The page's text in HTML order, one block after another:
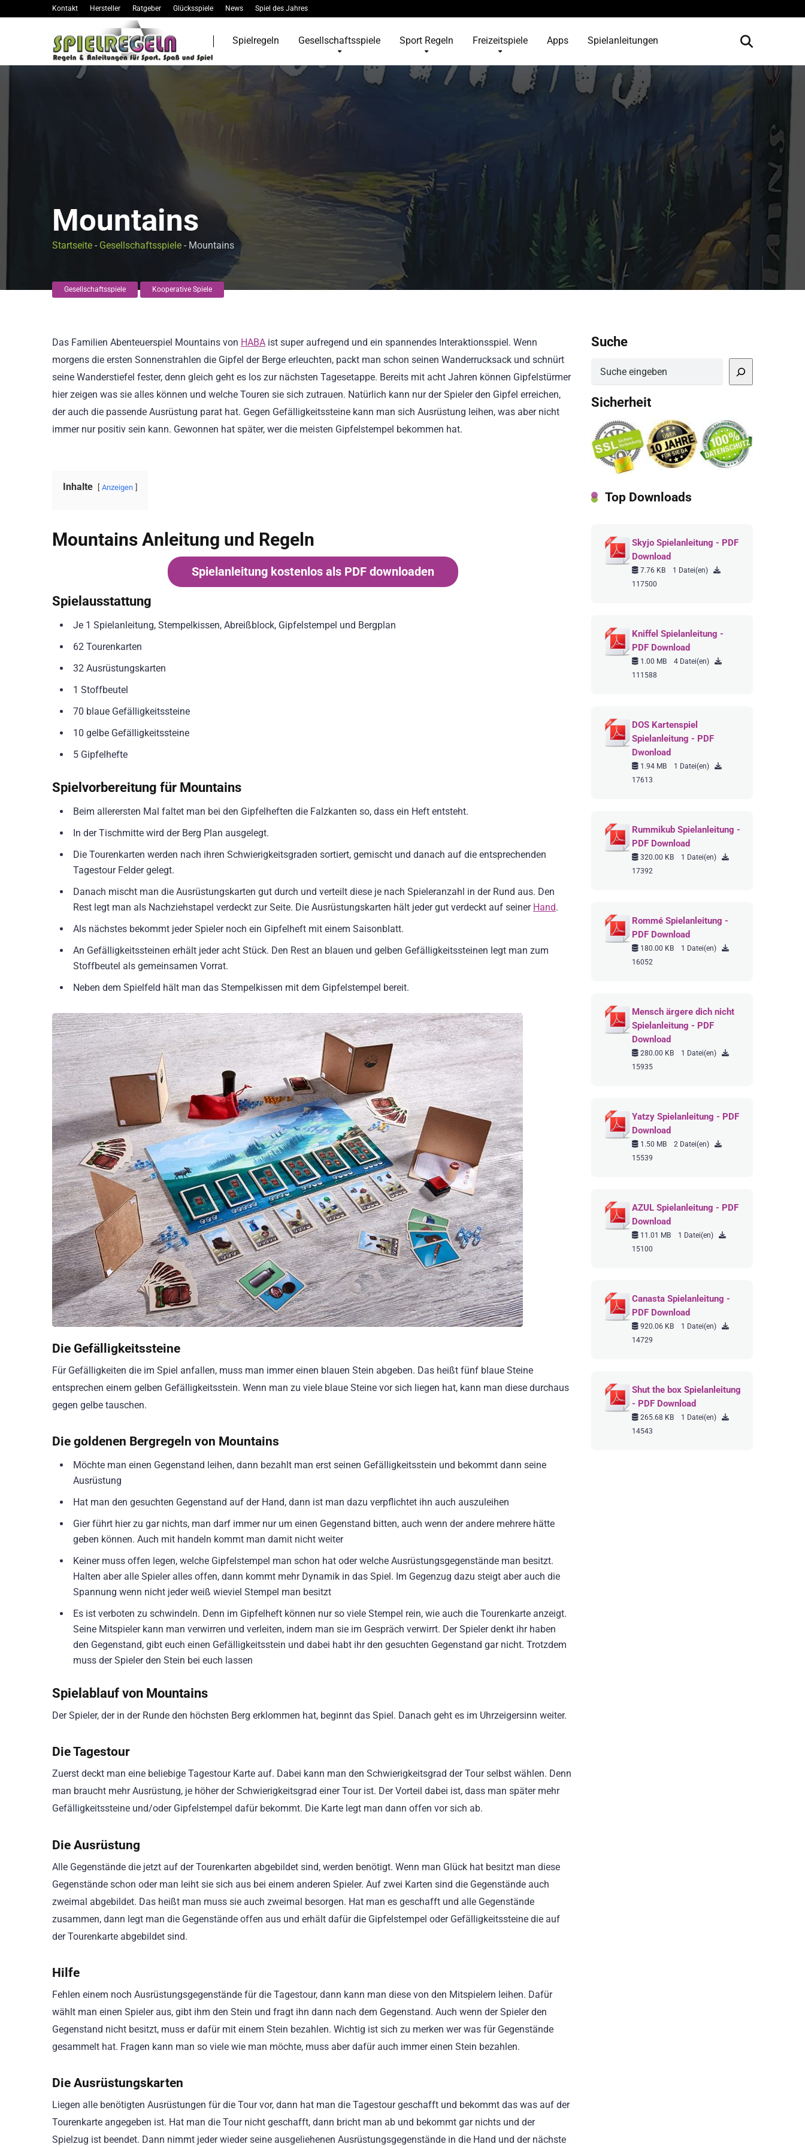
Kontakt Hersteller Ratgeber Glücksspiele News Spiel des Jahres
Spielregeln Gesellschaftsspiele Sport Regeln Freizeitspiele Apps Spielanleitungen
Mountains
Startseite - Gesellschaftsspiele - Mountains
Gesellschaftsspiele Kooperative Spiele
Das Familien Abenteuerspiel Mountains von HABA ist super aufregend und ein spannendes Interaktionsspiel. Wenn
morgens die ersten Sonnenstrahlen die Gipfel der Berge erleuchten, packt man schon seinen Wanderrucksack und schnürt
seine Wanderstiefel fester, denn gleich geht es los zur nächsten Tagesetappe. Bereits mit acht Jahren können Gipfelstürmer
hier zeigen was sie alles können und welche Touren sie sich zutrauen. Natürlich kann nur der Spieler den Gipfel erreichen,
der auch die passende Ausrüstung parat hat. Gegen Gefälligkeitssteine kann man sich Ausrüstung leihen, was aber nicht
immer nur positiv sein kann. Gewonnen hat später, wer die meisten Gipfelstempel bekommen hat.
Inhalte Anzeigen
Mountains Anleitung und Regeln
Spielanleitung kostenlos als PDF downloaden
Spielausstattung
Je 1 Spielanleitung, Stempelkissen, Abreißblock, Gipfelstempel und Bergplan
62 Tourenkarten
32 Ausrüstungskarten
1 Stoffbeutel
70 blaue Gefälligkeitssteine
10 gelbe Gefälligkeitssteine
5 Gipfelhefte
Spielvorbereitung für Mountains
Beim allerersten Mal faltet man bei den Gipfelheften die Falzkanten so, dass ein Heft entsteht.
In der Tischmitte wird der Berg Plan ausgelegt.
Die Tourenkarten werden nach ihren Schwierigkeitsgraden sortiert, gemischt und danach auf die entsprechenden
Tagestour Felder gelegt.
Danach mischt man die Ausrüstungskarten gut durch und verteilt diese je nach Spieleranzahl in der Rund aus. Den
Rest legt man als Nachziehstapel verdeckt zur Seite. Die Ausrüstungskarten hält jeder gut verdeckt auf seiner Hand.
Als nächstes bekommt jeder Spieler noch ein Gipfelheft mit einem Saisonblatt.
An Gefälligkeitssteinen erhält jeder acht Stück. Den Rest an blauen und gelben Gefälligkeitssteinen legt man zum
Stoffbeutel als gemeinsamen Vorrat.
Neben dem Spielfeld hält man das Stempelkissen mit dem Gipfelstempel bereit.
Die Gefälligkeitssteine
Für Gefälligkeiten die im Spiel anfallen, muss man immer einen blauen Stein abgeben. Das heißt fünf blaue Steine
entsprechen einem gelben Gefälligkeitsstein. Wenn man zu viele blaue Steine vor sich liegen hat, kann man diese durchaus
gegen gelbe tauschen.
Die goldenen Bergregeln von Mountains
Möchte man einen Gegenstand leihen, dann bezahlt man erst seinen Gefälligkeitsstein und bekommt dann seine
Ausrüstung
Hat man den gesuchten Gegenstand auf der Hand, dann ist man dazu verpflichtet ihn auch auszuleihen
Gier führt hier zu gar nichts, man darf immer nur um einen Gegenstand bitten, auch wenn der andere mehrere hätte
geben können. Auch mit handeln kommt man damit nicht weiter
Keiner muss offen legen, welche Gipfelstempel man schon hat oder welche Ausrüstungsgegenstände man besitzt.
Halten aber alle Spieler alles offen, dann kommt mehr Dynamik in das Spiel. Im Gegenzug dazu steigt aber auch die
Spannung wenn nicht jeder weiß wieviel Stempel man besitzt
Es ist verboten zu schwindeln. Denn im Gipfelheft können nur so viele Stempel rein, wie auch die Tourenkarte anzeigt.
Seine Mitspieler kann man verwirren und verleiten, indem man sie im Gespräch verwirrt. Der Spieler denkt ihr haben
den Gegenstand, gibt euch einen Gefälligkeitsstein und dabei habt ihr den gesuchten Gegenstand gar nicht. Trotzdem
muss der Spieler den Stein bei euch lassen
Spielablauf von Mountains
Der Spieler, der in der Runde den höchsten Berg erklommen hat, beginnt das Spiel. Danach geht es im Uhrzeigersinn weiter.
Die Tagestour
Zuerst deckt man eine beliebige Tagestour Karte auf. Dabei kann man den Schwierigkeitsgrad der Tour selbst wählen. Denn
man braucht mehr Ausrüstung, je höher der Schwierigkeitsgrad einer Tour ist. Der Vorteil dabei ist, dass man später mehr
Gefälligkeitssteine und/oder Gipfelstempel dafür bekommt. Die Karte legt man dann offen vor sich ab.
Die Ausrüstung
Alle Gegenstände die jetzt auf der Tourenkarten abgebildet sind, werden benötigt. Wenn man Glück hat besitzt man diese
Gegenstände schon oder man leiht sie sich aus bei einem anderen Spieler. Auf zwei Karten sind die Gegenstände auch
zweimal abgebildet. Das heißt man muss sie auch zweimal besorgen. Hat man es geschafft und alle Gegenstände
zusammen, dann legt man die Gegenstände offen aus und erhält dafür die Gipfelstempel oder Gefälligkeitssteine die auf
der Tourenkarte abgebildet sind.
Hilfe
Fehlen einem noch Ausrüstungsgegenstände für die Tagestour, dann kann man diese von den Mitspielern leihen. Dafür
wählt man einen Spieler aus, gibt ihm den Stein und fragt ihn dann nach dem Gegenstand. Auch wenn der Spieler den
Gegenstand nicht besitzt, muss er dafür mit einem Stein bezahlen. Wichtig ist sich zu merken wer was für Gegenstände
gesammelt hat. Fragen kann man so viele wie man möchte, muss aber dafür auch immer einen Stein bezahlen.
Die Ausrüstungskarten
Liegen alle benötigten Ausrüstungen für die Tour vor, dann hat man die Tagestour geschafft und bekommt das was auf der
Tourenkarte angegeben ist. Hat man die Tour nicht geschafft, dann bricht man ab und bekommt gar nichts und der
Spielzug ist beendet. Dann nimmt jeder wieder seine ausgeliehenen Ausrüstungsgegenstände in die Hand und der nächste
Suche
Sicherheit
Top Downloads
Skyjo Spielanleitung - PDF
Download
7.76 KB
1 Datei(en)
117500
Kniffel Spielanleitung -
PDF Download
1.00 MB
4 Datei(en)
111588
DOS Kartenspiel
Spielanleitung - PDF
Dwonload
1.94 MB
1 Datei(en)
17613
Rummikub Spielanleitung -
PDF Download
320.00 KB
1 Datei(en)
17392
Rommé Spielanleitung -
PDF Download
180.00 KB
1 Datei(en)
16052
Mensch ärgere dich nicht
Spielanleitung - PDF
Download
280.00 KB
1 Datei(en)
15935
Yatzy Spielanleitung - PDF
Download
1.50 MB
2 Datei(en)
15539
AZUL Spielanleitung - PDF
Download
11.01 MB
1 Datei(en)
15100
Canasta Spielanleitung -
PDF Download
920.06 KB
1 Datei(en)
14729
Shut the box Spielanleitung
- PDF Download
265.68 KB
1 Datei(en)
14543